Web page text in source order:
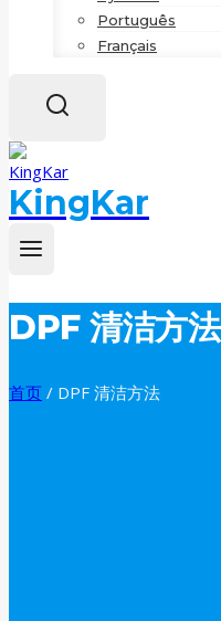
Português
Français
KingKar
DPF 清洁方法
首页 / DPF 清洁方法